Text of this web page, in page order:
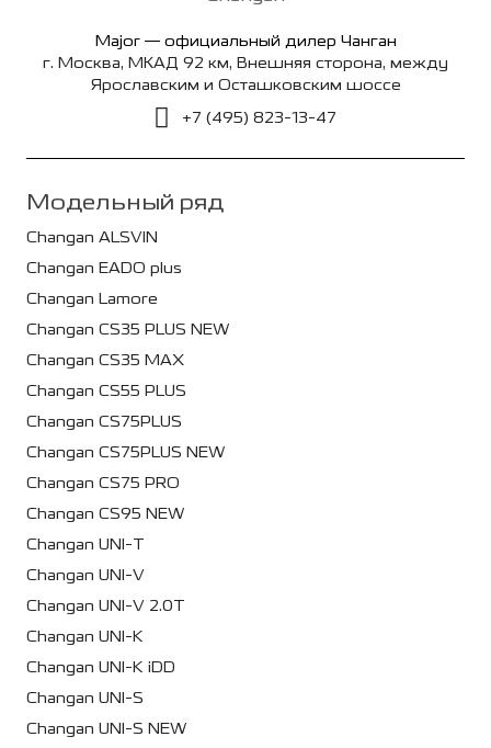
Major — официальный дилер Чанган
г. Москва, МКАД 92 км, Внешняя сторона, между
Ярославским и Осташковским шоссе
+7 (495) 823-13-47
Модельный ряд
Changan ALSVIN
Changan EADO plus
Changan Lamore
Changan CS35 PLUS NEW
Changan CS35 MAX
Changan CS55 PLUS
Changan CS75PLUS
Changan CS75PLUS NEW
Changan CS75 PRO
Changan CS95 NEW
Changan UNI-T
Changan UNI-V
Changan UNI-V 2.0T
Changan UNI-K
Changan UNI-K iDD
Changan UNI-S
Changan UNI-S NEW